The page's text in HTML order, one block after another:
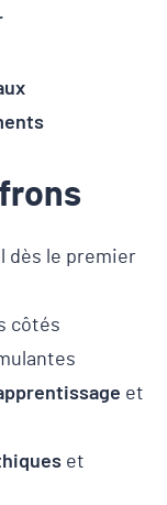
dès le premier
côtés
et
et